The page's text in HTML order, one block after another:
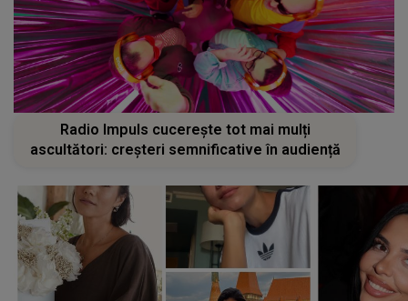
Radio Impuls cucerește tot mai mulți
ascultători: creșteri semnificative în audiență